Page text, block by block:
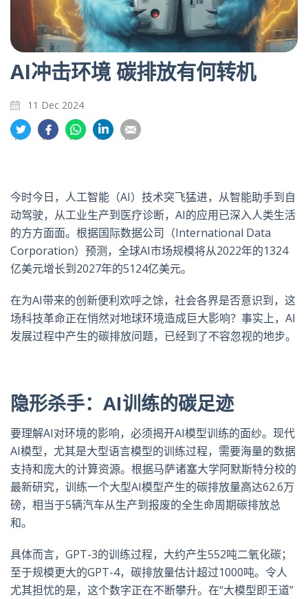
AI冲击环境 碳排放有何转机
11 Dec 2024
分
享
特
分
享
书
分
享
享
英
享
郵
今时今日，人工智能（AI）技术突飞猛进，从智能助手到自
动驾驶，从工业生产到医疗诊断， AI的应用已深入人类生活
的方方面面。根据国际数据公司（International Data
Corporation）预测，全球AI市场规模将从2022年的1324
亿美元增长到2027年的5124亿美元。
在为AI带来的创新便利欢呼之馀，社会各界是否意识到，这
场科技革命正在悄然对地球环境造成巨大影响？事实上， AI
发展过程中产生的碳排放问题，已经到了不容忽视的地步。
隐形杀手： AI训练的碳足迹
要理解AI对环境的影响，必须揭开AI模型训练的面纱。现代
AI模型，尤其是大型语言模型的训练过程，需要海量的数据
支持和庞大的计算资源。根据马萨诸塞大学阿默斯特分校的
最新研究，训练一个大型AI模型产生的碳排放量高达62.6万
磅，相当于5辆汽车从生产到报废的全生命周期碳排放总
和。
具体而言， GPT-3的训练过程，大约产生552吨二氧化碳；
至于规模更大的GPT-4，碳排放量估计超过1000吨。令人
尤其担忧的是，这个数字正在不断攀升。在“大模型即王道”